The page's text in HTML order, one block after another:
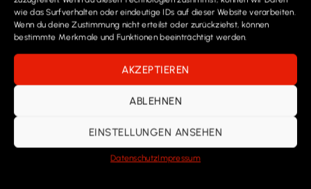
wie das Surfverhalten oder eindeutige IDs auf dieser Website verarbeiten.
Wenn du deine Zustimmung nicht erteilst oder zurückziehst, können
bestimmte Merkmale und Funktionen beeinträchtigt werden.
AKZEPTIEREN
ABLEHNEN
EINSTELLUNGEN ANSEHEN
DatenschutzImpressum